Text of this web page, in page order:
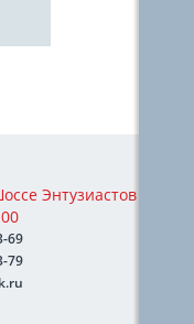
Энтузиастов 76А,
69
79